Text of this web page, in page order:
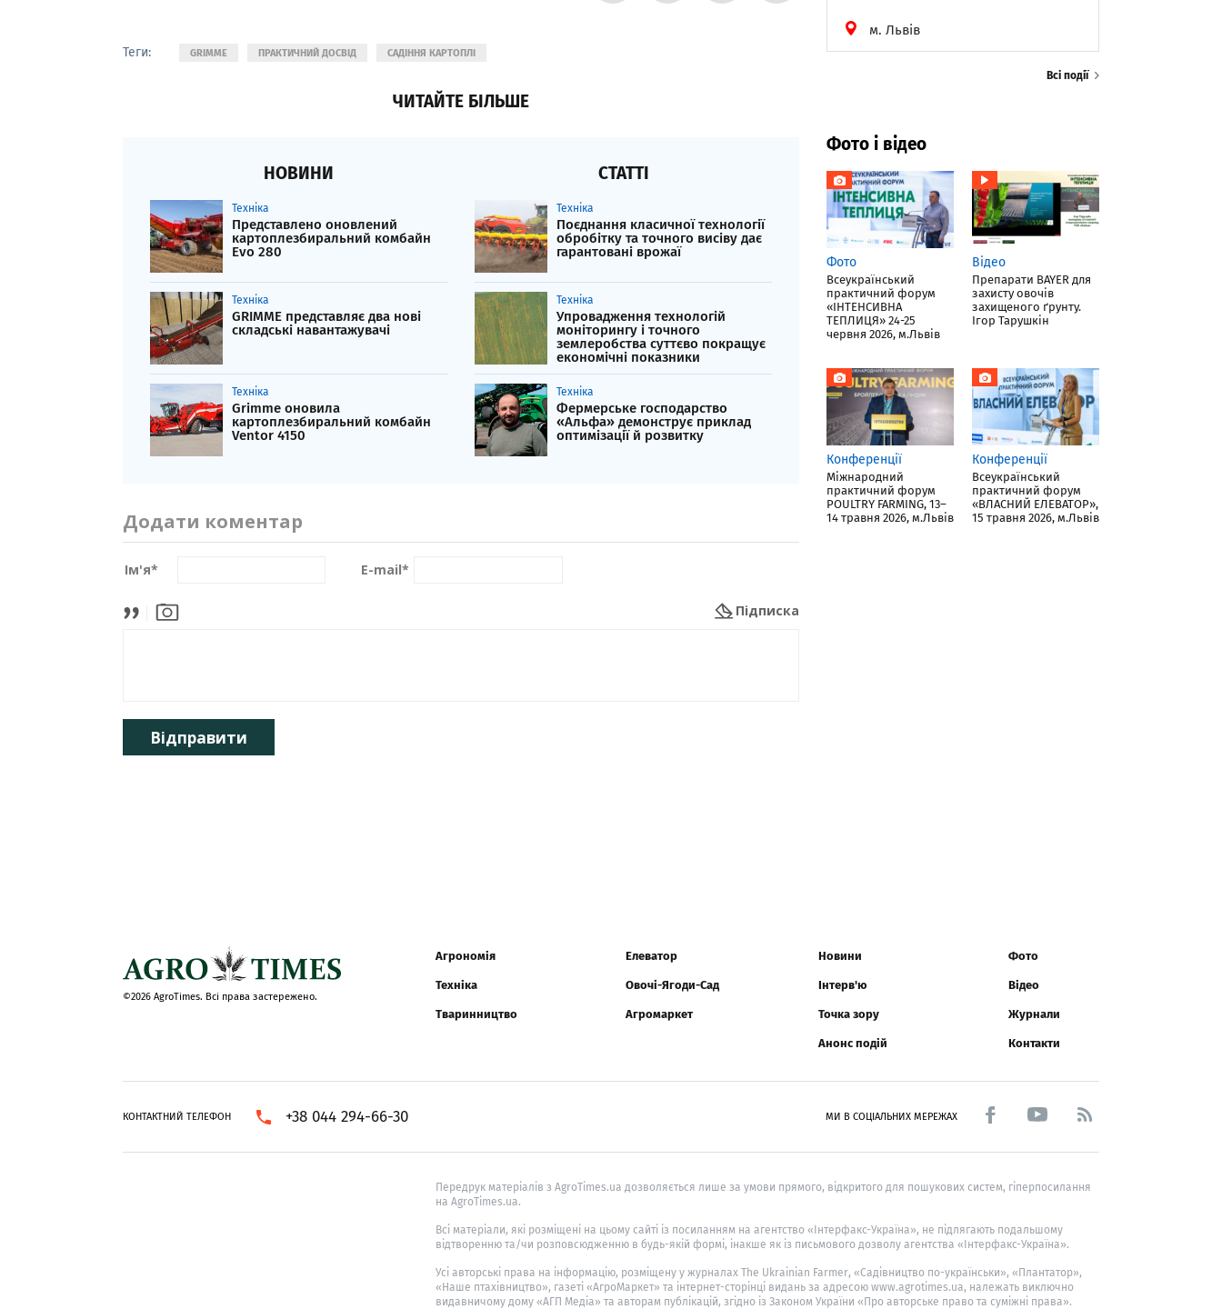
Теги: GRIMME ПРАКТИЧНИЙ ДОСВІД САДІННЯ КАРТОПЛІ
ЧИТАЙТЕ БІЛЬШЕ
НОВИНИ
Техніка
Представлено оновлений
картоплезбиральний комбайн
Evo 280
Техніка
GRIMME представляє два нові
складські навантажувачі
Техніка
Grimme оновила
картоплезбиральний комбайн
Ventor 4150
СТАТТІ
Техніка
Поєднання класичної технології
обробітку та точного висіву дає
гарантовані врожаї
Техніка
Упровадження технологій
моніторингу і точного
землеробства суттєво покращує
економічні показники
Техніка
Фермерське господарство
«Альфа» демонструє приклад
оптимізації й розвитку
Додати коментар
Ім'я* E-mail*
Підписка
Відправити
м. Львів
Всі події
Фото і відео
Фото
Всеукраїнський
практичний форум
«ІНТЕНСИВНА
ТЕПЛИЦЯ» 24-25
червня 2026, м.Львів
Відео
Препарати BAYER для
захисту овочів
захищеного ґрунту.
Ігор Тарушкін
Конференції
Міжнародний
практичний форум
POULTRY FARMING, 13–
14 травня 2026, м.Львів
Конференції
Всеукраїнський
практичний форум
«ВЛАСНИЙ ЕЛЕВАТОР»,
15 травня 2026, м.Львів
©2026 AgroTimes. Всі права застережено.
Агрономія
Техніка
Тваринництво
Елеватор
Овочі-Ягоди-Сад
Агромаркет
Новини
Інтерв'ю
Точка зору
Анонс подій
Фото
Відео
Журнали
Контакти
КОНТАКТНИЙ ТЕЛЕФОН +38 044 294-66-30 МИ В СОЦІАЛЬНИХ МЕРЕЖАХ
Передрук матеріалів з AgroTimes.ua дозволяється лише за умови прямого, відкритого для пошукових систем, гіперпосилання
на AgroTimes.ua.
Всі матеріали, які розміщені на цьому сайті із посиланням на агентство «Інтерфакс-Україна», не підлягають подальшому
відтворенню та/чи розповсюдженню в будь-якій формі, інакше як із письмового дозволу агентства «Інтерфакс-Україна».
Усі авторські права на інформацію, розміщену у журналах The Ukrainian Farmer, «Садівництво по-українськи», «Плантатор»,
«Наше птахівництво», газеті «АгроМаркет» та інтернет-сторінці видань за адресою www.agrotimes.ua, належать виключно
видавничому дому «АГП Медіа» та авторам публікацій, згідно із Законом України «Про авторське право та суміжні права».